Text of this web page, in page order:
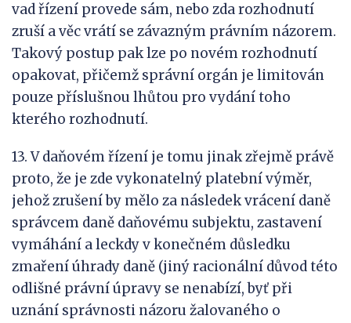
vad řízení provede sám, nebo zda rozhodnutí
zruší a věc vrátí se závazným právním názorem.
Takový postup pak lze po novém rozhodnutí
opakovat, přičemž správní orgán je limitován
pouze příslušnou lhůtou pro vydání toho
kterého rozhodnutí.
13. V daňovém řízení je tomu jinak zřejmě právě
proto, že je zde vykonatelný platební výměr,
jehož zrušení by mělo za následek vrácení daně
správcem daně daňovému subjektu, zastavení
vymáhání a leckdy v konečném důsledku
zmaření úhrady daně (jiný racionální důvod této
odlišné právní úpravy se nenabízí, byť při
uznání správnosti názoru žalovaného o